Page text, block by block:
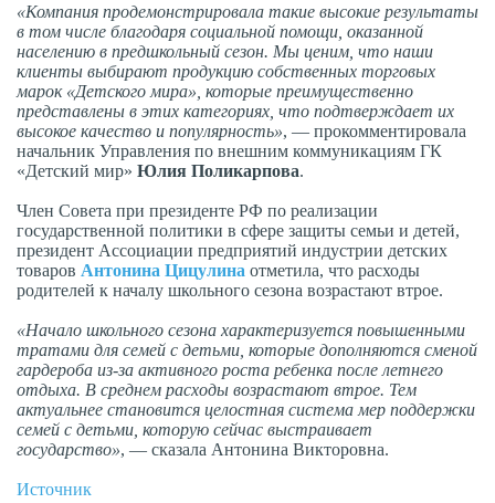
«Компания продемонстрировала такие высокие результаты
в том числе благодаря социальной помощи, оказанной
населению в предшкольный сезон. Мы ценим, что наши
клиенты выбирают продукцию собственных торговых
марок «Детского мира», которые преимущественно
представлены в этих категориях, что подтверждает их
высокое качество и популярность», — прокомментировала
начальник Управления по внешним коммуникациям ГК
«Детский мир» Юлия Поликарпова.
Член Совета при президенте РФ по реализации
государственной политики в сфере защиты семьи и детей,
президент Ассоциации предприятий индустрии детских
товаров Антонина Цицулина отметила, что расходы
родителей к началу школьного сезона возрастают втрое.
«Начало школьного сезона характеризуется повышенными
тратами для семей с детьми, которые дополняются сменой
гардероба из-за активного роста ребенка после летнего
отдыха. В среднем расходы возрастают втрое. Тем
актуальнее становится целостная система мер поддержки
семей с детьми, которую сейчас выстраивает
государство», — сказала Антонина Викторовна.
Источник